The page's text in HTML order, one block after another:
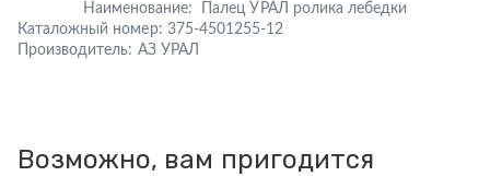
Наименование:
Палец УРАЛ ролика лебедки
Каталожный номер: 375-4501255-12
Производитель: АЗ УРАЛ
Возможно, вам пригодится